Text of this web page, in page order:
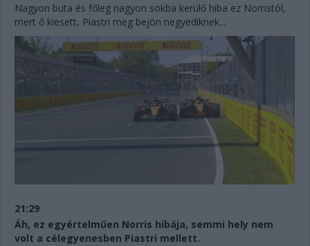
Nagyon buta és főleg nagyon sokba kerülő hiba ez Norristól,
mert ő kiesett, Piastri meg bejön negyediknek...
21:29
Áh, ez egyértelműen Norris hibája, semmi hely nem
volt a célegyenesben Piastri mellett.